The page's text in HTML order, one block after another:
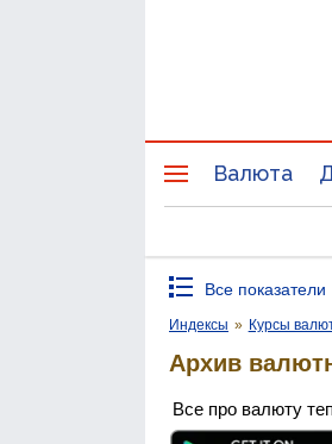
Валюта
Все показатели
Индексы » Курсы
Архив
Все про валюту